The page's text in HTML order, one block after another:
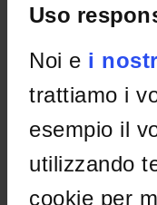
Uso
Noi e i
trattiamo i
esempio il
utilizzando
cookie per
STO/04
Giovanni.
Personale
Application